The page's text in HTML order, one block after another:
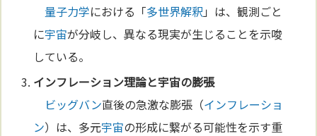
量子力学における「多世界解釈 」は、観測ごと
に宇宙が分岐し、異なる現実が生じることを示唆
している。
インフレーション理論と宇宙の膨張
ビッグバン直後の急激な膨張（インフレーショ
ン）は、多元宇宙の形成に繋がる可能性を示す重